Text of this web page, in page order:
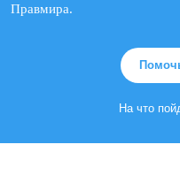
Правмира.
На что